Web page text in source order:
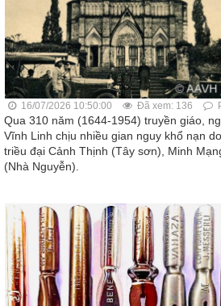
16/07/2026 10:50:00 Đã xem: 136
Qua 310 năm (1644-1954) truyền giáo,
Vĩnh Linh chịu nhiều gian nguy khổ nạn
triều đại Cảnh Thịnh (Tây sơn), Minh
(Nhà Nguyễn).